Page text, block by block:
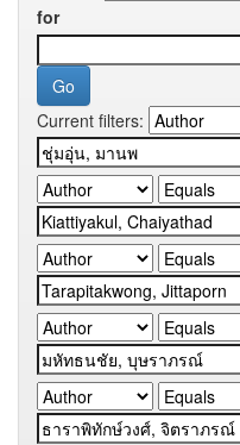
for
Current filters: